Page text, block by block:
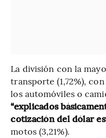
La división con la
transporte (1,72%),
los automóviles o
“explicados
cotización del dólar
motos (3,21%).